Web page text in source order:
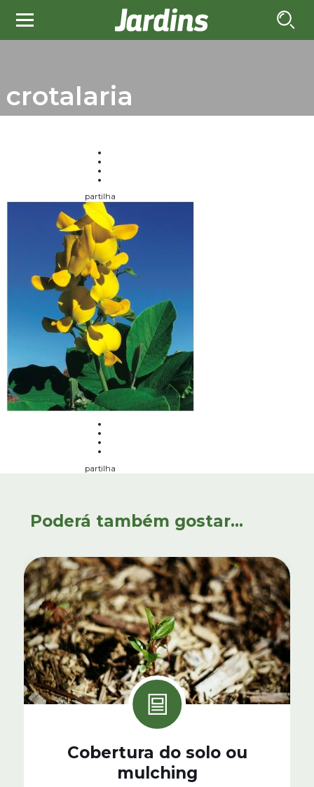
crotalaria
partilha
partilha
Poderá também gostar...
Cobertura do solo ou
mulching